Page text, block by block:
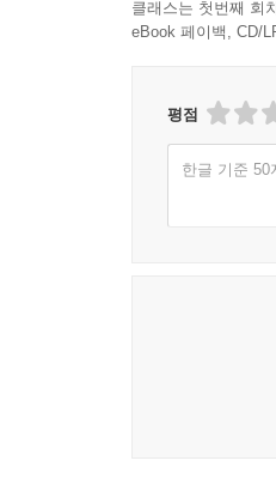
클래스는 첫번째 회
eBook 페이백, CD/
평점
한글 기준 50